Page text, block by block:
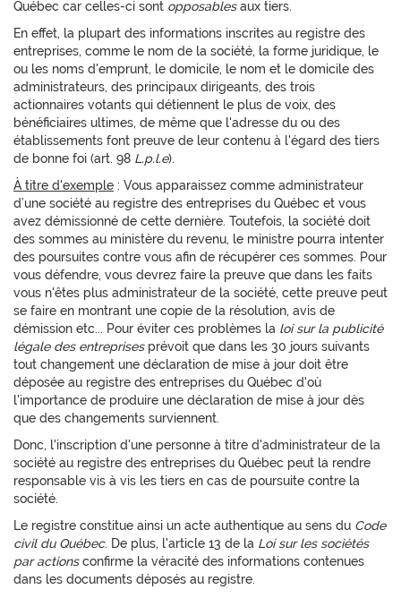
Québec car celles-ci sont opposablesaux tiers.
En effet, la plupart des informations inscrites au registre des
entreprises, comme le nom de la société, la forme juridique, le
ou les noms d'emprunt, le domicile, le nom et le domicile des
administrateurs, des principaux dirigeants, des trois
actionnaires votants qui détiennent le plus de voix, des
bénéficiaires ultimes, de même que l'adresse du ou des
établissements font preuve de leur contenu à l'égard des tiers
de bonne foi (art. 98 L.p.l.e).
À titre d'exemple : Vous apparaissez comme administrateur
d’une société au registre des entreprises du Québec et vous
avez démissionné de cette dernière. Toutefois, la société doit
des sommes au ministère du revenu, le ministre pourra intenter
des poursuites contre vous afin de récupérer ces sommes. Pour
vous défendre, vous devrez faire la preuve que dans les faits
vous n'êtes plus administrateur de la société, cette preuve peut
se faire en montrant une copie de la résolution, avis de
démission etc... Pour éviter ces problèmes la loi sur la publicité
légale des entreprisesprévoit que dans les 30 jours suivants
tout changement une déclaration de mise à jour doit être
déposée au registre des entreprises du Québec d'où
l'importance de produire une déclaration de mise à jour dès
que des changements surviennent.
Donc, l'inscription d'une personne à titre d'administrateur de la
société au registre des entreprises du Québec peut la rendre
responsable vis à vis les tiers en cas de poursuite contre la
société.
Le registre constitue ainsi un acte authentique au sens du Code
civil du Québec. De plus, l'article 13 de la Loi sur les sociétés
par actionsconfirme la véracité des informations contenues
dans les documents déposés au registre.